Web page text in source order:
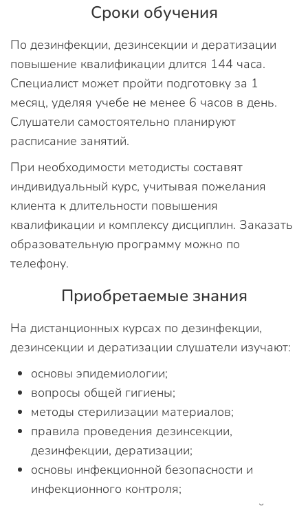
Сроки обучения
По дезинфекции, дезинсекции и дератизации
повышение квалификации длится 144 часа.
Специалист может пройти подготовку за 1
месяц, уделяя учебе не менее 6 часов в день.
Слушатели самостоятельно планируют
расписание занятий.
При необходимости методисты составят
индивидуальный курс, учитывая пожелания
клиента к длительности повышения
квалификации и комплексу дисциплин. Заказать
образовательную программу можно по
телефону.
Приобретаемые знания
На дистанционных курсах по дезинфекции,
дезинсекции и дератизации слушатели изучают:
основы эпидемиологии;
вопросы общей гигиены;
методы стерилизации материалов;
правила проведения дезинсекции,
дезинфекции, дератизации;
основы инфекционной безопасности и
инфекционного контроля;